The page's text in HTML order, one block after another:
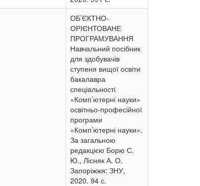
ОБ’ЄКТНО-
ОРІЄНТОВАНЕ
ПРОГРАМУВАННЯ
Навчальний посібник
для здобувачів
ступеня вищої освіти
бакалавра
спеціальності
«Комп’ютерні науки»
освітньо-професійної
програми
«Комп’ютерні науки».
За загальною
редакцією Борю С.
Ю., Лісняк А. О.
Запоріжжя: ЗНУ,
2020. 94 с.